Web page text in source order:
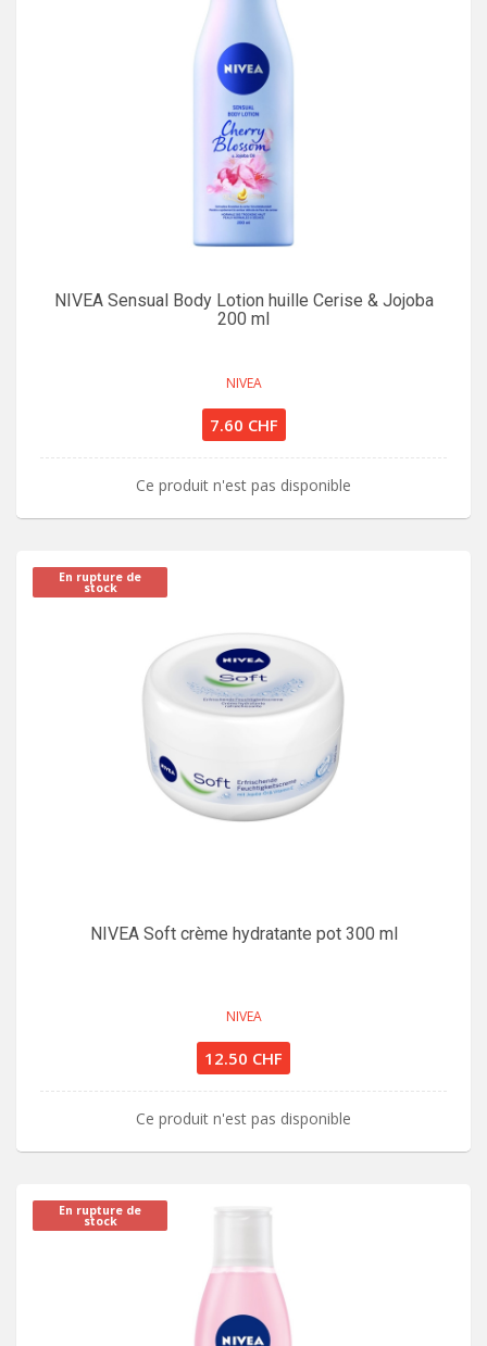
NIVEA Sensual Body Lotion huille Cerise & Jojoba
200 ml
NIVEA
7.60 CHF
Ce produit n'est pas disponible
En rupture de
stock
NIVEA Soft crème hydratante pot 300 ml
NIVEA
12.50 CHF
Ce produit n'est pas disponible
En rupture de
stock